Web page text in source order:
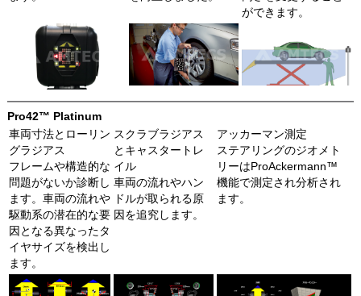
ができます。
Pro42™ Platinum
車両寸法とローリン
グラジアス
フレームや構造的な
問題がないか診断し
ます。車両の流れや
駆動系の潜在的な要
因となる異なったタ
イヤサイズを検出し
ます。
スクラブラジアス
とキャスタートレ
イル
車両の流れやハン
ドルが取られる原
因を追究します。
アッカーマン測定
ステアリングのジオメト
リーはProAckermann™
機能で測定され分析され
ます。